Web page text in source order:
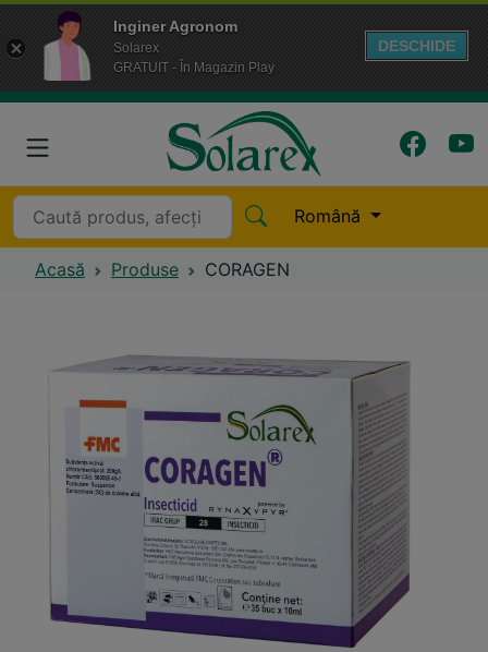
Inginer Agronom
Solarex
GRATUIT - În Magazin Play
DESCHIDE
Română
Acasă Produse CORAGEN